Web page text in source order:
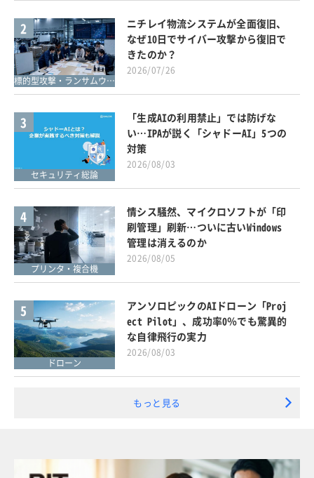
2
標的型攻撃・ランサムウェア対策
ニチレイ物流システムが全面復旧、
なぜ10日でサイバー攻撃から復旧で
きたのか？
2026/07/26
3
セキュリティ総論
「生成AIの利用禁止」では防げな
い…IPAが説く「シャドーAI」5つの
対策
2026/08/03
4
プリンタ・複合機
情シス騒然、マイクロソフトが「印
刷管理」刷新…ついに古いWindows
管理は消えるのか
2026/08/05
5
ドローン
アンソロピックのAIドローン「Proj
ect Pilot」、成功率0％でも驚異的
な自律飛行の実力
2026/08/03
もっと見る